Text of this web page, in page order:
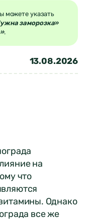
можете указать
заморозка»
.
13.08.2026
на
что
Однако
все же